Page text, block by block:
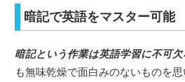
暗記で英語をマスター可能
暗記という作業は英語学習に不可
も無味乾燥で面白みのないものを思